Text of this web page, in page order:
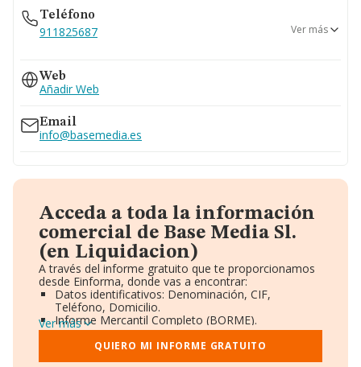
Teléfono
911825687
915289186
915309122
Ver más
Web
Añadir Web
Email
info@basemedia.es
Acceda a toda la información
comercial de Base Media Sl.
(en Liquidacion)
A través del informe gratuito que te proporcionamos
desde Einforma, donde vas a encontrar:
Datos identificativos: Denominación, CIF,
Teléfono, Domicilio.
Informe Mercantil Completo (BORME).
Gráficos de Evolución Ventas y Empleados.
Consejo de Administración y Administradores.
Directivos y Ejecutivos.
Ver más
QUIERO MI INFORME GRATUITO